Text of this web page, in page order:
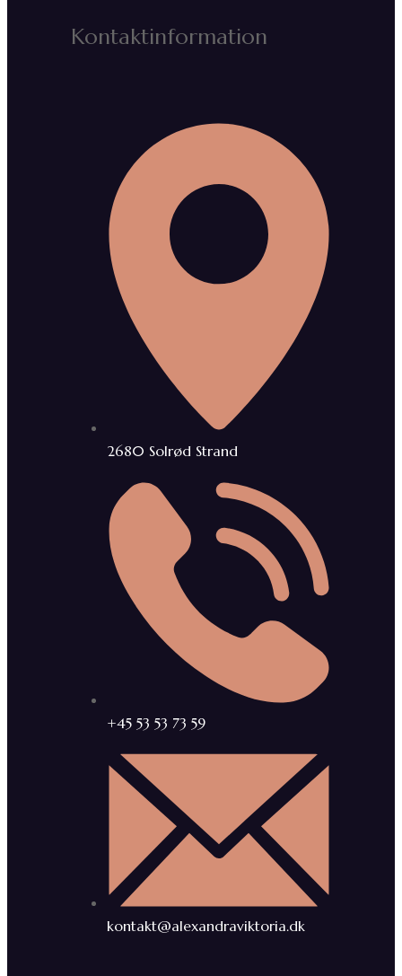
Kontaktinformation
2680 Solrød Strand
+45 53 53 73 59
kontakt@alexandraviktoria.dk